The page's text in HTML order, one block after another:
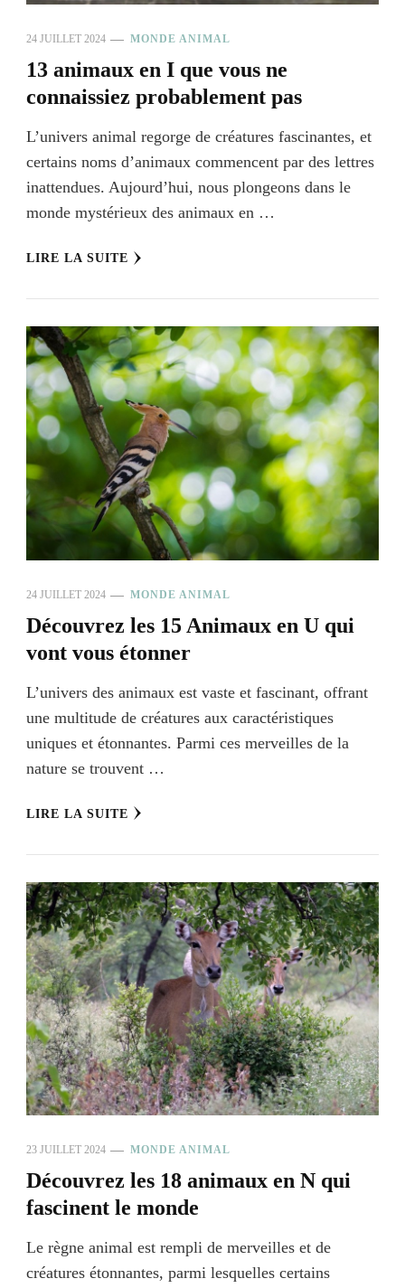
24 JUILLET 2024 MONDE ANIMAL
13 animaux en I que vous ne
connaissiez probablement pas
L’univers animal regorge de créatures fascinantes, et
certains noms d’animaux commencent par des lettres
inattendues. Aujourd’hui, nous plongeons dans le
monde mystérieux des animaux en …
LIRE LA SUITE
24 JUILLET 2024 MONDE ANIMAL
Découvrez les 15 Animaux en U qui
vont vous étonner
L’univers des animaux est vaste et fascinant, offrant
une multitude de créatures aux caractéristiques
uniques et étonnantes. Parmi ces merveilles de la
nature se trouvent …
LIRE LA SUITE
23 JUILLET 2024 MONDE ANIMAL
Découvrez les 18 animaux en N qui
fascinent le monde
Le règne animal est rempli de merveilles et de
créatures étonnantes, parmi lesquelles certains